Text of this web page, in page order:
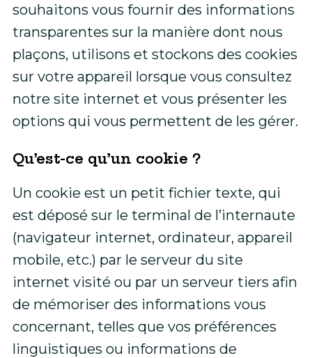
souhaitons vous fournir des informations
transparentes sur la manière dont nous
plaçons, utilisons et stockons des cookies
sur votre appareil lorsque vous consultez
notre site internet et vous présenter les
options qui vous permettent de les gérer.
Qu’est-ce qu’un cookie ?
Un cookie est un petit fichier texte, qui
est déposé sur le terminal de l’internaute
(navigateur internet, ordinateur, appareil
mobile, etc.) par le serveur du site
internet visité ou par un serveur tiers afin
de mémoriser des informations vous
concernant, telles que vos préférences
linguistiques ou informations de